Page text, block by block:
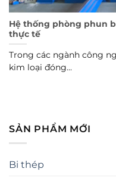
SẢN PHẨM MỚI
Bi thép
Hệ thống phòng phun
thực tế
Trong các ngành công
kim loại đóng...